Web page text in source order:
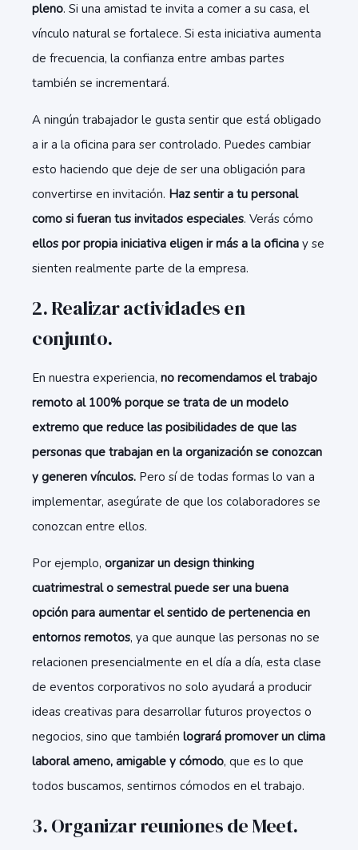
pleno. Si una amistad te invita a comer a su casa, el
vínculo natural se fortalece. Si esta iniciativa aumenta
de frecuencia, la confianza entre ambas partes
también se incrementará.
A ningún trabajador le gusta sentir que está obligado
a ir a la oficina para ser controlado. Puedes cambiar
esto haciendo que deje de ser una obligación para
convertirse en invitación. Haz sentir a tu personal
como si fueran tus invitados especiales. Verás cómo
ellos por propia iniciativa eligen ir más a la oficina y se
sienten realmente parte de la empresa.
2. Realizar actividades en
conjunto.
En nuestra experiencia, no recomendamos el trabajo
remoto al 100% porque se trata de un modelo
extremo que reduce las posibilidades de que las
personas que trabajan en la organización se conozcan
y generen vínculos. Pero sí de todas formas lo van a
implementar, asegúrate de que los colaboradores se
conozcan entre ellos.
Por ejemplo, organizar un design thinking
cuatrimestral o semestral puede ser una buena
opción para aumentar el sentido de pertenencia en
entornos remotos, ya que aunque las personas no se
relacionen presencialmente en el día a día, esta clase
de eventos corporativos no solo ayudará a producir
ideas creativas para desarrollar futuros proyectos o
negocios, sino que también logrará promover un clima
laboral ameno, amigable y cómodo, que es lo que
todos buscamos, sentirnos cómodos en el trabajo.
3. Organizar reuniones de Meet.